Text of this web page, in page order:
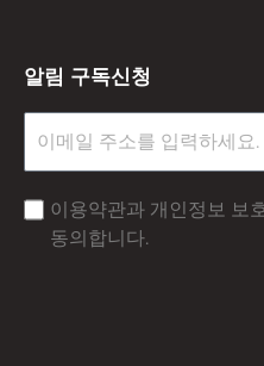
알림 구독신청
이용약관과 개인정보 보
동의합니다.